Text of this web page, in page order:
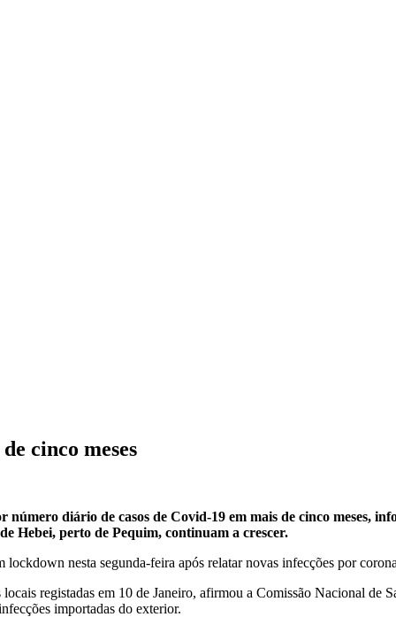
cinco meses
diário de casos de Covid-19 em mais de cinco meses,
Hebei, perto de Pequim, continuam a crescer.
nesta segunda-feira após relatar novas infecções por
registadas em 10 de Janeiro, afirmou a Comissão Nacional
importadas do exterior.